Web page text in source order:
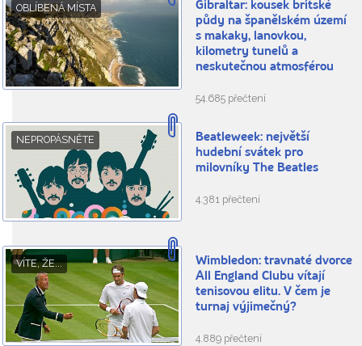
OBLÍBENÁ MÍSTA
Gibraltar: kousek britské
půdy na španělském území
s makaky, lanovkou,
kilometry tunelů a
neskutečnou atmosférou
54.685 přečtení
NEPROPÁSNĚTE
Beatleweek: největší
hudební svátek pro
milovníky The Beatles
4.381 přečtení
VÍTE, ŽE...
Wimbledon: travnaté dvorce
All England Clubu vítají
tenisovou elitu. V čem je
turnaj výjimečný?
4.889 přečtení